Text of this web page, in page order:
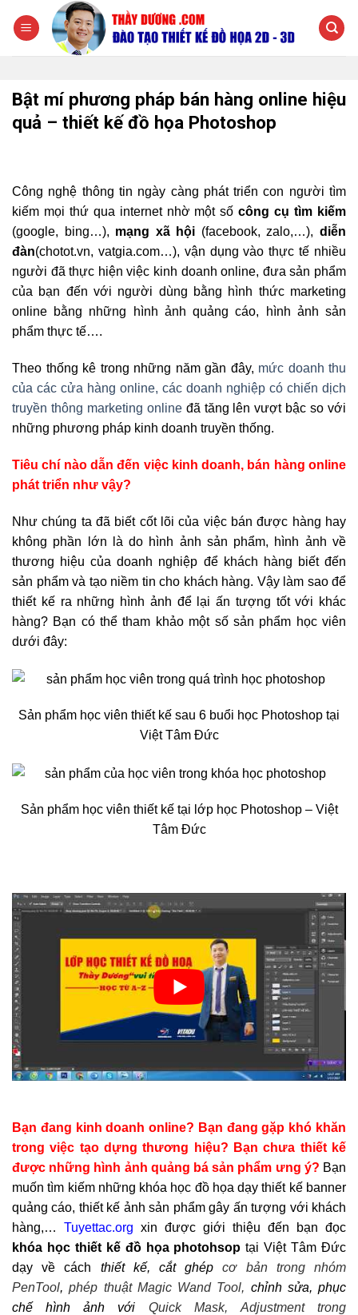
đến
Bật mí phương pháp bán hàng online hiệu
quả – thiết kế đồ họa Photoshop
Công nghệ thông tin ngày càng phát triển con người tìm
kiếm mọi thứ qua internet nhờ một sốcông cụ tìm kiếm
(google, bing…), mạng xã hội (facebook, zalo,…),diễn
đàn(chotot.vn, vatgia.com…), vận dụng vào thực tế nhiều
người đã thực hiện việc kinh doanh online, đưa sản phẩm
của bạn đến với người dùng bằng hình thức marketing
online bằng những hình ảnh quảng cáo, hình ảnh sản
phẩm thực tế….
Theo thống kê trong những năm gần đây, mức doanh thu
của các cửa hàng online, các doanh nghiệp có chiến dịch
truyền thông marketing onlineđã tăng lên vượt bậc so với
những phương pháp kinh doanh truyền thống.
Tiêu chí nào dẫn đến việc kinh doanh, bán hàng online
phát triển như vậy?
Như chúng ta đã biết cốt lõi của việc bán được hàng hay
không phần lớn là do hình ảnh sản phẩm, hình ảnh về
thương hiệu của doanh nghiệp để khách hàng biết đến
sản phẩm và tạo niềm tin cho khách hàng. Vậy làm sao để
thiết kế ra những hình ảnh để lại ấn tượng tốt với khác
hàng? Bạn có thể tham khảo một số sản phẩm học viên
dưới đây:
Sản phẩm học viên thiết kế sau 6 buổi học Photoshop tại
Việt Tâm Đức
Sản phẩm học viên thiết kế tại lớp học Photoshop – Việt
Tâm Đức
Bạn đang kinh doanh online? Bạn đang gặp khó khăn
trong việc tạo dựng thương hiệu? Bạn chưa thiết kế
được những hình ảnh quảng bá sản phẩm ưng ý? Bạn
muốn tìm kiếm những khóa học đồ họa dạy thiết kế banner
quảng cáo, thiết kế ảnh sản phẩm gây ấn tượng với khách
hàng,… Tuyettac.org xin được giới thiệu đến bạn đọc
khóa học thiết kế đồ họa photohsop tại Việt Tâm Đức
dạy về cách thiết kế, cắt ghépcơ bản trong nhóm
PenTool,phép thuật Magic Wand Tool, chỉnh sửa, phục
chế hình ảnh với Quick Mask, Adjustment trong